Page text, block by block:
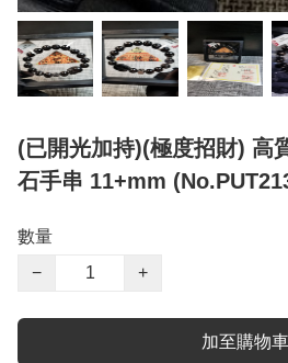
(已開光加持)(極度招財) 高
石手串 11+mm
數量
−
+
加至購物車